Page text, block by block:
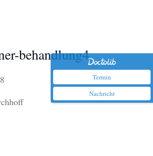
Termin
Nachricht
behandlung4